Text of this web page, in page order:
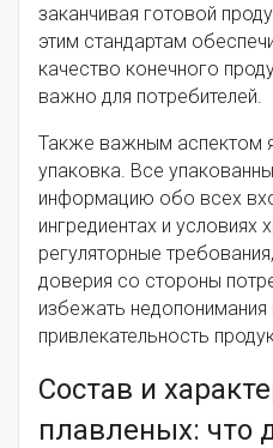
заканчивая готовой
этим стандартам
качество конечного
важно для потребителей.
Также важным аспектом
упаковка. Все
информацию обо всех
ингредиентах и условиях
регуляторные
доверия со стороны
избежать недопонимания
привлекательность
Состав и
плавленых: что